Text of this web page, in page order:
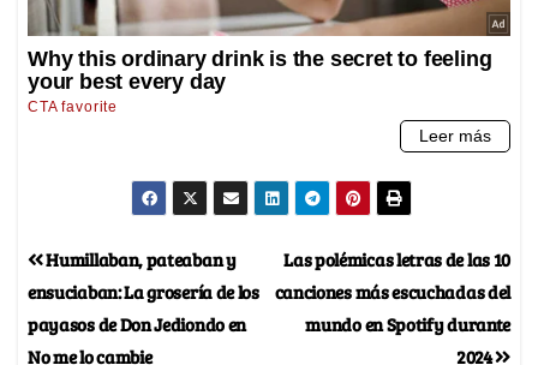
Las polémicas letras de las 10
canciones más escuchadas del
mundo en Spotify durante
2024
Humillaban, pateaban y
ensuciaban: La grosería de los
payasos de Don Jediondo en
No me lo cambie